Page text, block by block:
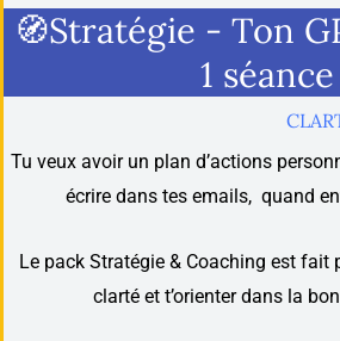
🧭Stratégie - Ton
1 séance
Tu veux avoir un plan d’actions
écrire dans tes emails, quand
Le pack Stratégie & Coaching est fait
clarté et t’orienter dans la